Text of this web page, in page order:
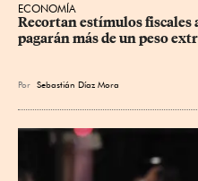
ECONOMÍA
Recortan estímulos
pagarán más de un peso
Por Sebastián Díaz Mora